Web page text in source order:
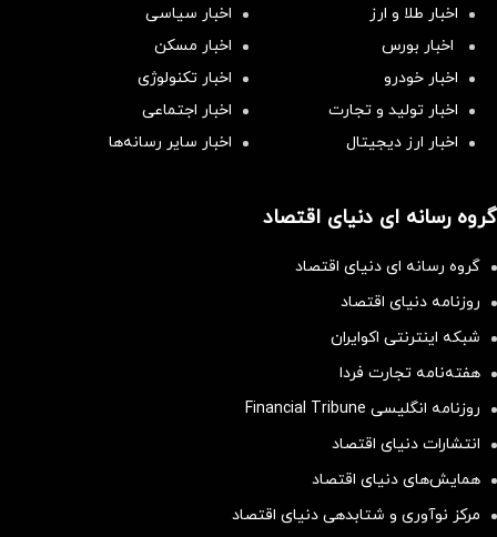
اخبار طلا و ارز
اخبار سیاسی
اخبار بورس
اخبار مسکن
اخبار خودرو
اخبار تکنولوژی
اخبار تولید و تجارت
اخبار اجتماعی
اخبار ارز دیجیتال
اخبار سایر رسانه‌‌ها
گروه رسانه ای دنیای اقتصاد
گروه رسانه ای دنیای اقتصاد
روزنامه دنیای اقتصاد
شبکه اینترنتی اکوایران
هفته‌نامه تجارت فردا
روزنامه انگلیسی Financial Tribune
انتشارات دنیای اقتصاد
همایش‌های دنیای اقتصاد
مرکز نوآوری و شتابدهی دنیای اقتصاد